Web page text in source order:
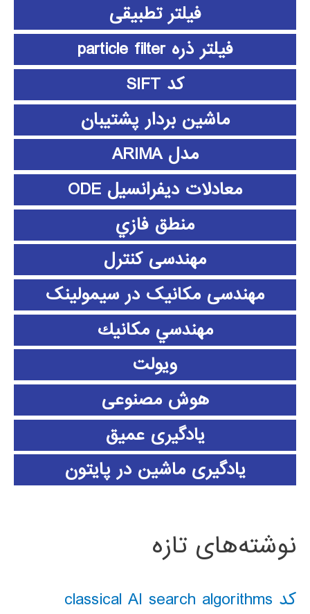
فیلتر تطبیقی
فیلتر ذره particle filter
کد SIFT
ماشین بردار پشتیبان
مدل ARIMA
معادلات دیفرانسیل ODE
منطق فازي
مهندسی کنترل
مهندسی مکانیک در سیمولینک
مهندسي مكانيك
ویولت
هوش مصنوعی
یادگیری عمیق
یادگیری ماشین در پایتون
نوشته‌های تازه
کد classical AI search algorithms